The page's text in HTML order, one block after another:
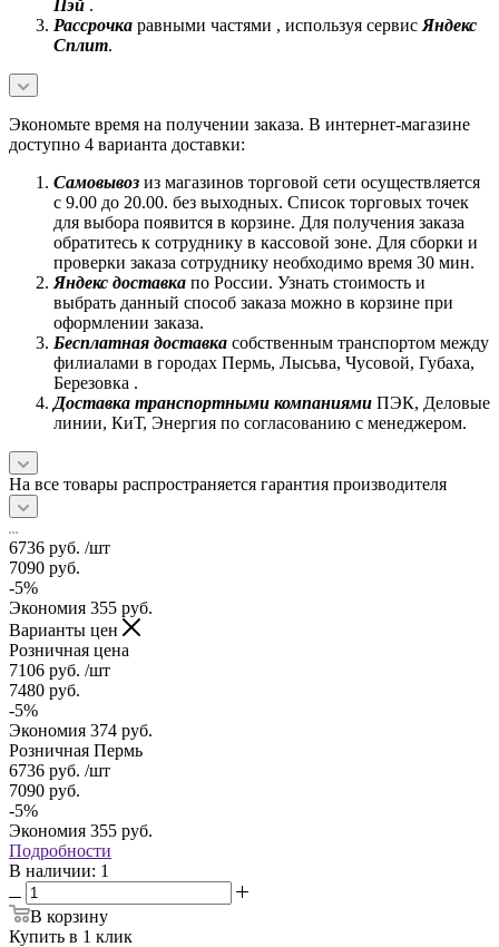
Пэй .
Рассрочка равными частями , используя сервис Яндекс
Сплит.
Экономьте время на получении заказа. В интернет-магазине
доступно 4 варианта доставки:
Самовывоз из магазинов торговой сети осуществляется
с 9.00 до 20.00. без выходных. Список торговых точек
для выбора появится в корзине. Для получения заказа
обратитесь к сотруднику в кассовой зоне. Для сборки и
проверки заказа сотруднику необходимо время 30 мин.
Яндекс доставка по России. Узнать стоимость и
выбрать данный способ заказа можно в корзине при
оформлении заказа.
Бесплатная доставка собственным транспортом между
филиалами в городах Пермь, Лысьва, Чусовой, Губаха,
Березовка .
Доставка транспортными компаниями ПЭК, Деловые
линии, КиТ, Энергия по согласованию с менеджером.
На все товары распространяется гарантия производителя
6736 руб. /шт
7090 руб.
-5%
Экономия 355 руб.
Варианты цен
Розничная цена
7106 руб. /шт
7480 руб.
-5%
Экономия 374 руб.
Розничная Пермь
6736 руб. /шт
7090 руб.
-5%
Экономия 355 руб.
Подробности
В наличии: 1
В корзину
Купить в 1 клик